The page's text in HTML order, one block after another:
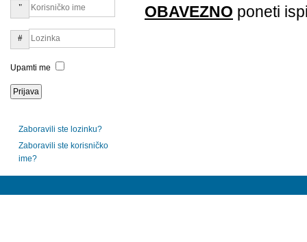
OBAVEZNO poneti
Upamti me
Zaboravili ste lozinku?
Zaboravili ste korisničko
ime?